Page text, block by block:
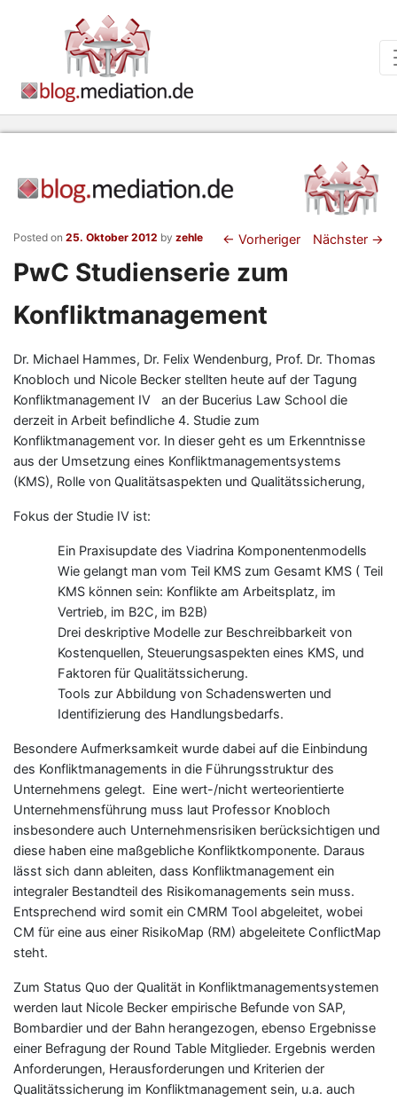
← Vorheriger Nächster →
PwC Studienserie zum
Konfliktmanagement
Posted on 25. Oktober 2012 by zehle
Dr. Michael Hammes, Dr. Felix Wendenburg, Prof. Dr. Thomas
Knobloch und Nicole Becker stellten heute auf der Tagung
Konfliktmanagement IV an der Bucerius Law School die
derzeit in Arbeit befindliche 4. Studie zum
Konfliktmanagement vor. In dieser geht es um Erkenntnisse
aus der Umsetzung eines Konfliktmanagementsystems
(KMS), Rolle von Qualitätsaspekten und Qualitätssicherung,
Fokus der Studie IV ist:
Ein Praxisupdate des Viadrina Komponentenmodells
Wie gelangt man vom Teil KMS zum Gesamt KMS ( Teil
KMS können sein: Konflikte am Arbeitsplatz, im
Vertrieb, im B2C, im B2B)
Drei deskriptive Modelle zur Beschreibbarkeit von
Kostenquellen, Steuerungsaspekten eines KMS, und
Faktoren für Qualitätssicherung.
Tools zur Abbildung von Schadenswerten und
Identifizierung des Handlungsbedarfs.
Besondere Aufmerksamkeit wurde dabei auf die Einbindung
des Konfliktmanagements in die Führungsstruktur des
Unternehmens gelegt. Eine wert-/nicht werteorientierte
Unternehmensführung muss laut Professor Knobloch
insbesondere auch Unternehmensrisiken berücksichtigen und
diese haben eine maßgebliche Konfliktkomponente. Daraus
lässt sich dann ableiten, dass Konfliktmanagement ein
integraler Bestandteil des Risikomanagements sein muss.
Entsprechend wird somit ein CMRM Tool abgeleitet, wobei
CM für eine aus einer RisikoMap (RM) abgeleitete ConflictMap
steht.
Zum Status Quo der Qualität in Konfliktmanagementsystemen
werden laut Nicole Becker empirische Befunde von SAP,
Bombardier und der Bahn herangezogen, ebenso Ergebnisse
einer Befragung der Round Table Mitglieder. Ergebnis werden
Anforderungen, Herausforderungen und Kriterien der
Qualitätssicherung im Konfliktmanagement sein, u.a. auch